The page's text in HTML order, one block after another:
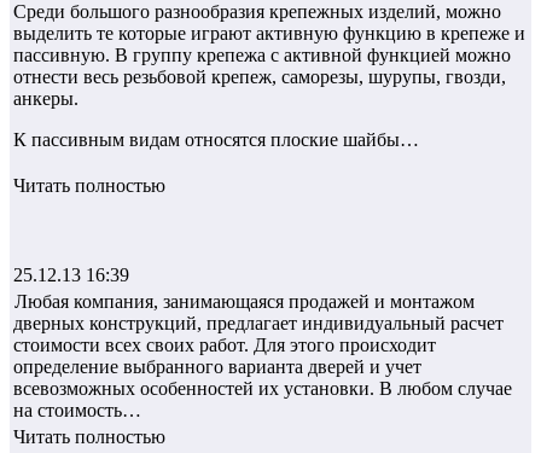
Среди большого разнообразия крепежных изделий, можно
выделить те которые играют активную функцию в крепеже и
пассивную. В группу крепежа с активной функцией можно
отнести весь резьбовой крепеж, саморезы, шурупы, гвозди,
анкеры.
К пассивным видам относятся плоские шайбы…
Читать полностью
25.12.13 16:39
Любая компания, занимающаяся продажей и монтажом
дверных конструкций, предлагает индивидуальный расчет
стоимости всех своих работ. Для этого происходит
определение выбранного варианта дверей и учет
всевозможных особенностей их установки. В любом случае
на стоимость…
Читать полностью